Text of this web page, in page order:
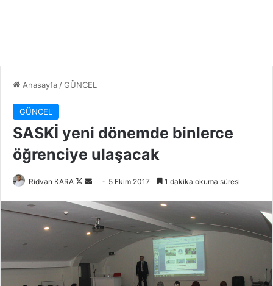
Anasayfa /GÜNCEL
GÜNCEL
SASKİ yeni dönemde binlerce
öğrenciye ulaşacak
Ridvan KARA
Follow
X
Bir
posta
göndermek
5 Ekim 2017 1 dakika okuma süresi